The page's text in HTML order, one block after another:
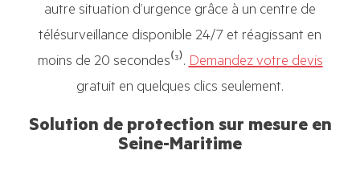
autre situation d’urgence grâce à un centre de
télésurveillance disponible 24/7 et réagissant en
moins de 20 secondes⁽³⁾.Demandez votre devis
gratuit en quelques clics seulement.
Solution de protection sur mesure en
Seine-Maritime